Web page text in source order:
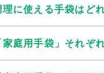
理に使える手袋はど
家庭用手袋」それぞ